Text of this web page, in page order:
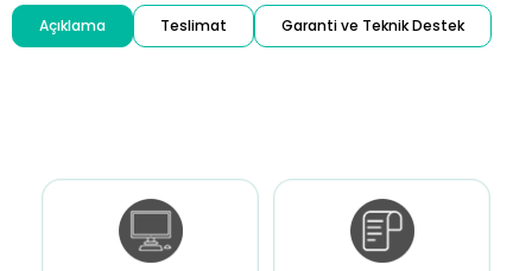
Açıklama Teslimat Garanti ve Teknik Destek